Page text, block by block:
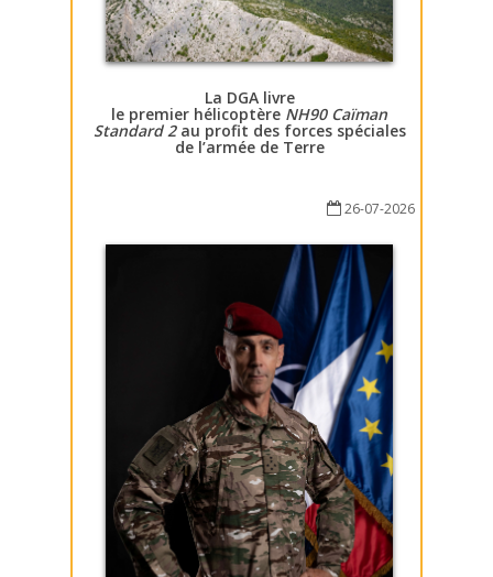
La DGA livre
le premier hélicoptère NH90 Caïman
Standard 2au profit des forces spéciales
de l’armée de Terre
26-07-2026